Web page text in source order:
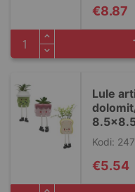
€8.87
Lule
Kodi:
€5.54